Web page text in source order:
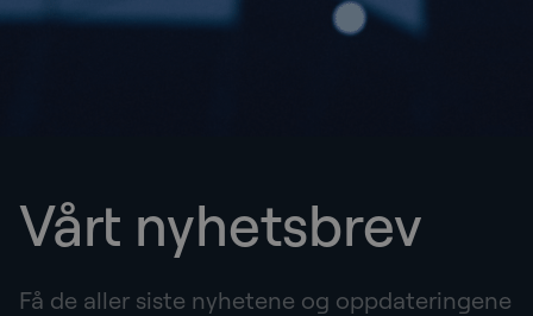
Vårt nyhetsbrev
Få de aller siste nyhetene og oppdateringene